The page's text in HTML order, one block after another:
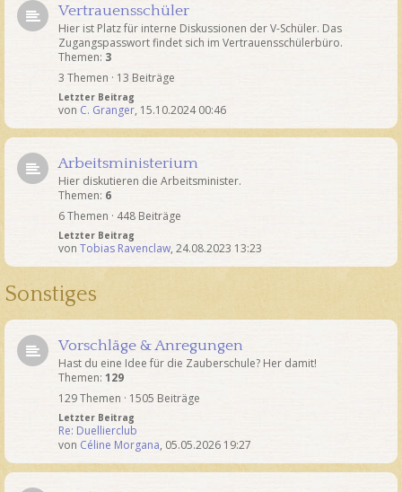
Vertrauensschüler
Hier ist Platz für interne Diskussionen der V-Schüler. Das
Zugangspasswort findet sich im Vertrauensschülerbüro.
Themen: 3
3 Themen · 13 Beiträge
Letzter Beitrag
von C. Granger, 15.10.2024 00:46
Arbeitsministerium
Hier diskutieren die Arbeitsminister.
Themen: 6
6 Themen · 448 Beiträge
Letzter Beitrag
von Tobias Ravenclaw, 24.08.2023 13:23
Sonstiges
Vorschläge & Anregungen
Hast du eine Idee für die Zauberschule? Her damit!
Themen: 129
129 Themen · 1505 Beiträge
Letzter Beitrag
Re: Duellierclub
von Céline Morgana, 05.05.2026 19:27